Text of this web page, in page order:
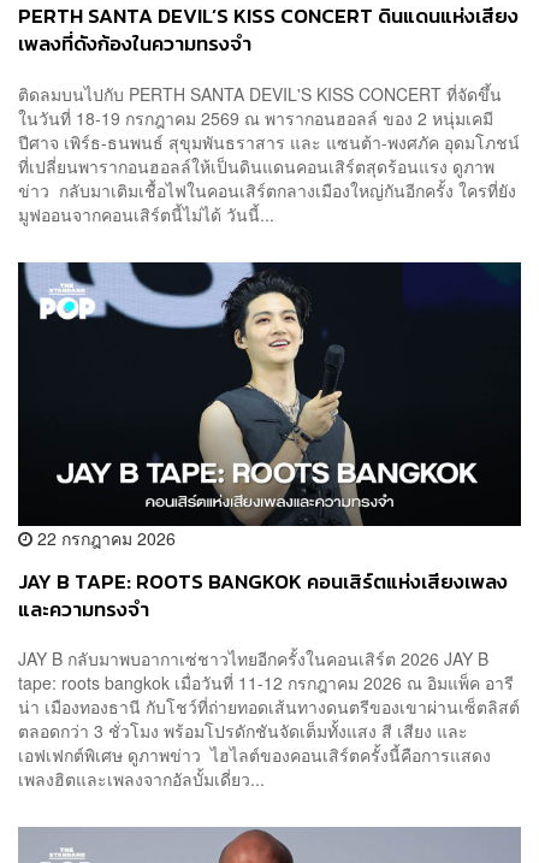
PERTH SANTA DEVIL’S KISS CONCERT ดินแดนแห่งเสียง
เพลงที่ดังก้องในความทรงจำ
ติดลมบนไปกับ PERTH SANTA DEVIL'S KISS CONCERT ที่จัดขึ้น
ในวันที่ 18-19 กรกฎาคม 2569 ณ พารากอนฮอลล์ ของ 2 หนุ่มเคมี
ปีศาจ เพิร์ธ-ธนพนธ์ สุขุมพันธราสาร และ แซนต้า-พงศภัค อุดมโภชน์
ที่เปลี่ยนพารากอนฮอลล์ให้เป็นดินแดนคอนเสิร์ตสุดร้อนแรง ดูภาพ
ข่าว กลับมาเติมเชื้อไฟในคอนเสิร์ตกลางเมืองใหญ่กันอีกครั้ง ใครที่ยัง
มูฟออนจากคอนเสิร์ตนี้ไม่ได้ วันนี้...
22 กรกฎาคม 2026
JAY B TAPE: ROOTS BANGKOK คอนเสิร์ตแห่งเสียงเพลง
และความทรงจำ
JAY B กลับมาพบอากาเซ่ชาวไทยอีกครั้งในคอนเสิร์ต 2026 JAY B
tape: roots bangkok เมื่อวันที่ 11-12 กรกฎาคม 2026 ณ อิมแพ็ค อารี
น่า เมืองทองธานี กับโชว์ที่ถ่ายทอดเส้นทางดนตรีของเขาผ่านเซ็ตลิสต์
ตลอดกว่า 3 ชั่วโมง พร้อมโปรดักชันจัดเต็มทั้งแสง สี เสียง และ
เอฟเฟกต์พิเศษ ดูภาพข่าว ไฮไลต์ของคอนเสิร์ตครั้งนี้คือการแสดง
เพลงฮิตและเพลงจากอัลบั้มเดี่ยว...